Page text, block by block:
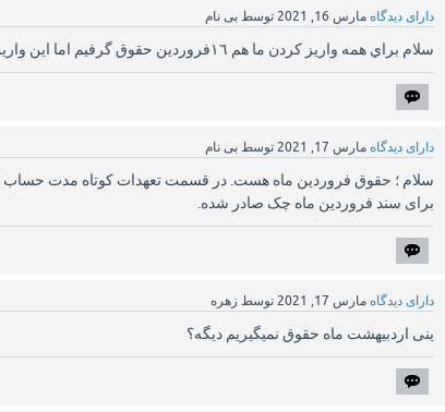
دارای دیدگاه مارس 16, 2021 توسطبی نام
سلام براي همه واريز كردن ما هم ١٦فروردين حقوق گرفيم اما اين واريزي رو ما نداشتيم چرا
دارای دیدگاه مارس 17, 2021 توسطبی نام
سلام ؛ حقوق فروردین ماه هست. در قسمت تعهدات کوتاه مدت حساب
برای سند فروردین ماه چک صادر شده.
دارای دیدگاه مارس 17, 2021 توسط زهره
ینی اردبیهشت ماه حقوق نمیگیریم دیگه؟